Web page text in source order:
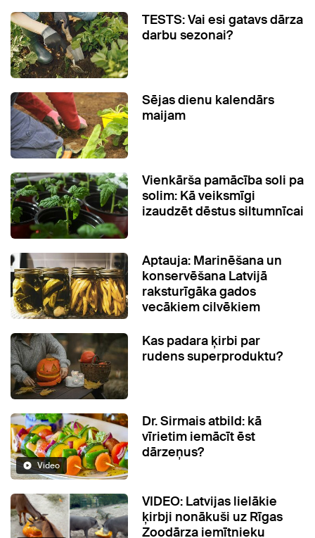
TESTS: Vai esi gatavs dārza
darbu sezonai?
Sējas dienu kalendārs
maijam
Vienkārša pamācība soli pa
solim: Kā veiksmīgi
izaudzēt dēstus siltumnīcai
Aptauja: Marinēšana un
konservēšana Latvijā
raksturīgāka gados
vecākiem cilvēkiem
Kas padara ķirbi par
rudens superproduktu?
Video
Dr. Sirmais atbild: kā
vīrietim iemācīt ēst
dārzeņus?
VIDEO: Latvijas lielākie
ķirbji nonākuši uz Rīgas
Zoodārza iemītnieku